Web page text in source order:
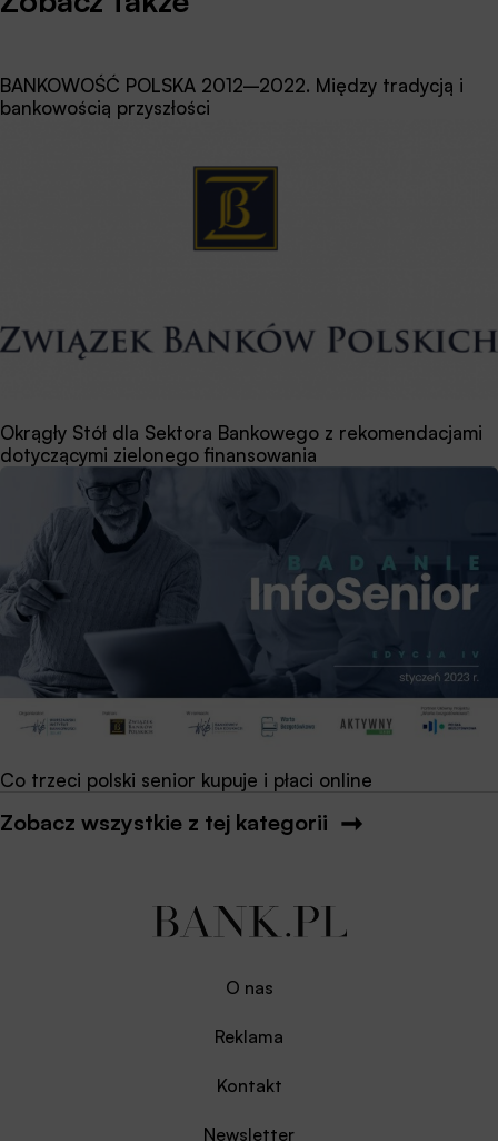
BANKOWOŚĆ POLSKA 2012–2022. Między tradycją i
bankowością przyszłości
Okrągły Stół dla Sektora Bankowego z rekomendacjami
dotyczącymi zielonego finansowania
Co trzeci polski senior kupuje i płaci online
Zobacz wszystkie z tej kategorii
O nas
Reklama
Kontakt
Newsletter